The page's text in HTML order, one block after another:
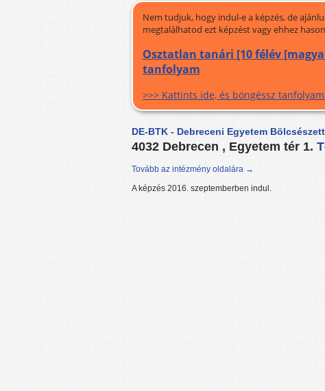
Nem tudjuk, hogy indul-e a képzés, de
megtalálhatod ezt képzést vagy ehhez
Osztatlan tanári [10 félév
tanfolyam
>>> Kattints ide, és böngéssz
DE-BTK - Debreceni Egyetem
4032 Debrecen , Egyetem tér 1.
Tovább az intézmény oldalára →
A képzés 2016. szeptemberben indul.